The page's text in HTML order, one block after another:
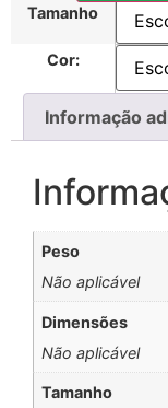
Tamanho
Cor:
Informação
Peso
Não aplicável
Dimensões
Não aplicável
Tamanho